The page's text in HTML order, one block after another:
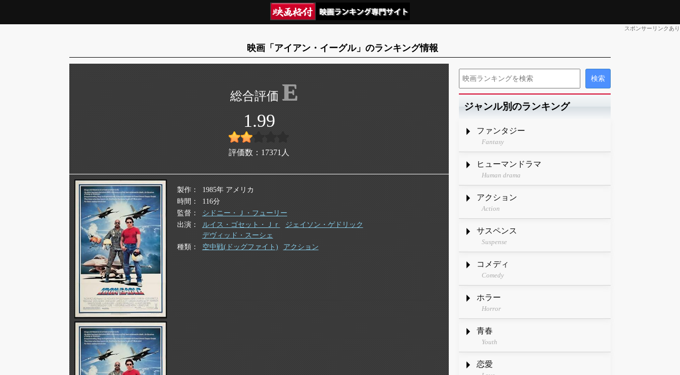
スポンサーリンクあり
映画「アイアン・イーグル」のランキング情報
E
1.99
評価数： 17371 人
製作
1985年 アメリカ
時間
116分
監督
シドニー・Ｊ・フューリー
出演
ルイス・ゴセット・Ｊｒ
ジェイソン・ゲドリック
デヴィッド・スーシェ
種類
空中戦(ドッグファイト) アクション
ジャンル別のランキング
ファンタジー
Fantasy
ヒューマンドラマ
Human drama
アクション
Action
サスペンス
Suspense
コメディ
Comedy
ホラー
Horror
青春
Youth
恋愛